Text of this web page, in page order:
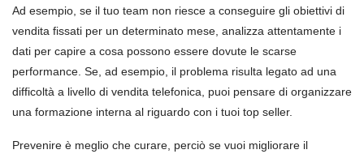
Ad esempio, se il tuo team non riesce a conseguire gli obiettivi di
vendita fissati per un determinato mese, analizza attentamente i
dati per capire a cosa possono essere dovute le scarse
performance. Se, ad esempio, il problema risulta legato ad una
difficoltà a livello di vendita telefonica, puoi pensare di organizzare
una formazione interna al riguardo con i tuoi top seller.
Prevenire è meglio che curare, perciò se vuoi migliorare il